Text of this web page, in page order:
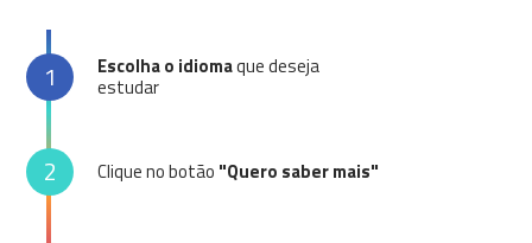
1 Escolha o idiomaque deseja
estudar
2 Clique no botão "Quero saber mais"